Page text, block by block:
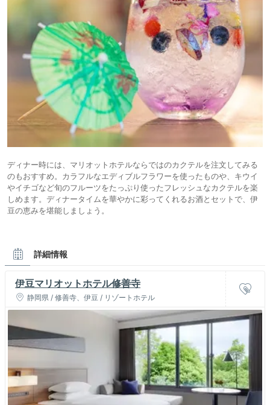
ディナー時には、マリオットホテルならではのカクテルを注文してみる
のもおすすめ。カラフルなエディブルフラワーを使ったものや、キウイ
やイチゴなど旬のフルーツをたっぷり使ったフレッシュなカクテルを楽
しめます。ディナータイムを華やかに彩ってくれるお酒とセットで、伊
豆の恵みを堪能しましょう。
詳細情報
伊豆マリオットホテル修善寺
静岡県 / 修善寺、伊豆 / リゾートホテル